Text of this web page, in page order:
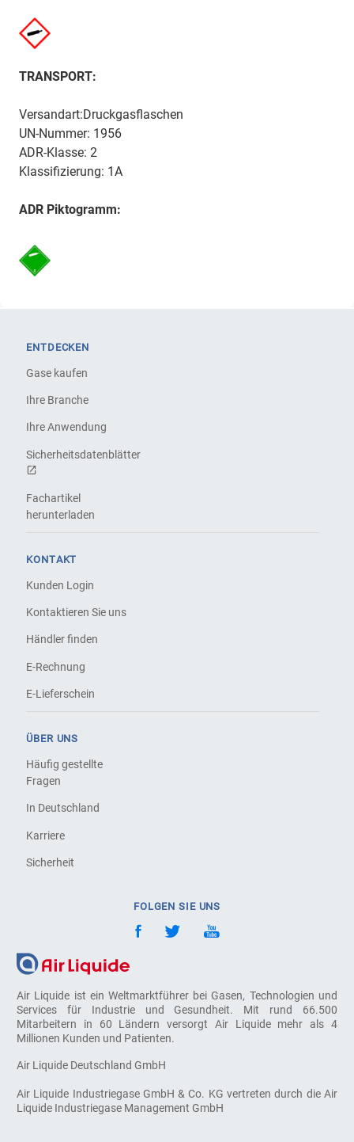
TRANSPORT:
Versandart:Druckgasflaschen
UN-Nummer: 1956
ADR-Klasse: 2
Klassifizierung: 1A
ADR Piktogramm:
Air Liquide ist ein Weltmarktführer bei Gasen, Technologien und
Services für Industrie und Gesundheit. Mit rund 66.500
Mitarbeitern in 60 Ländern versorgt Air Liquide mehr als 4
Millionen Kunden und Patienten.
Air Liquide Deutschland GmbH
Air Liquide Industriegase GmbH & Co. KG vertreten durch die Air
Liquide Industriegase Management GmbH
ENTDECKEN
Gase kaufen
Ihre Branche
Ihre Anwendung
Sicherheitsdatenblätter
Fachartikel
herunterladen
KONTAKT
Kunden Login
Kontaktieren Sie uns
Händler finden
E-Rechnung
E-Lieferschein
ÜBER UNS
Häufig gestellte
Fragen
In Deutschland
Karriere
Sicherheit
FOLGEN SIE UNS